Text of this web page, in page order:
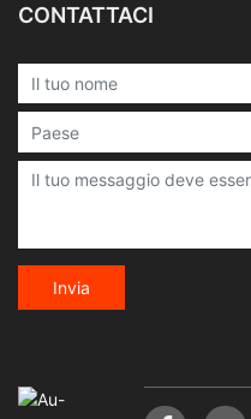
CONTATTACI
Invia